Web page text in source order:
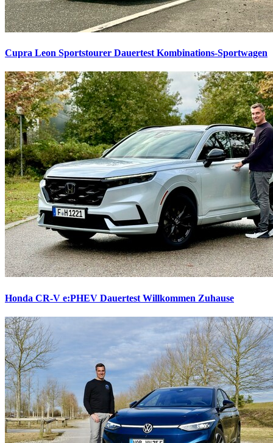
Cupra Leon Sportstourer Dauertest Kombinations-Sportwagen
Honda CR-V e:PHEV Dauertest Willkommen Zuhause